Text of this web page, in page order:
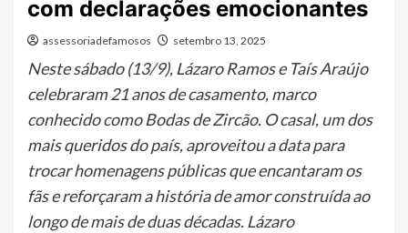
com declarações emocionantes
assessoriadefamosos setembro 13, 2025
Neste sábado (13/9), Lázaro Ramos e Taís Araújo
celebraram 21 anos de casamento, marco
conhecido como Bodas de Zircão. O casal, um dos
mais queridos do país, aproveitou a data para
trocar homenagens públicas que encantaram os
fãs e reforçaram a história de amor construída ao
longo de mais de duas décadas. Lázaro